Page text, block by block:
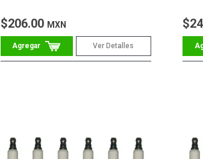
$206.00 MXN
Ver Detalles